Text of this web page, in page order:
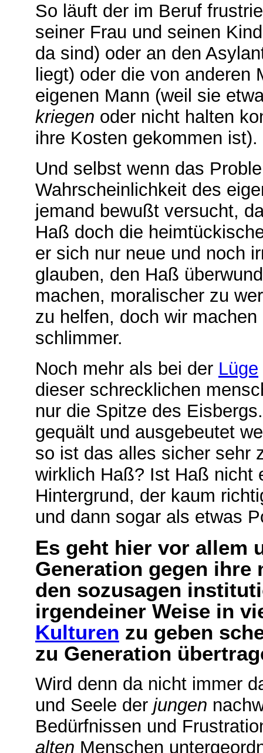
So läuft der im Beruf
seiner Frau und seinen
da sind) oder an den
liegt) oder die von anderen
eigenen Mann (weil sie
kriegen oder nicht halten
ihre Kosten gekommen ist).
Und selbst wenn das
Wahrscheinlichkeit des
jemand bewußt versucht,
Haß doch die
er sich nur neue und noch
glauben, den Haß
machen, moralischer zu
zu helfen, doch wir
schlimmer.
Noch mehr als bei der Lüge
dieser schrecklichen
nur die Spitze des
gequält und ausgebeutet
so ist das alles sicher sehr
wirklich Haß? Ist Haß nicht
Hintergrund, der kaum
und dann sogar als etwas
Es geht hier vor allem
Generation gegen ihre
den sozusagen
irgendeiner Weise in
Kulturen zu geben
zu Generation
Wird denn da nicht immer
und Seele der jungen
Bedürfnissen und
alten Menschen